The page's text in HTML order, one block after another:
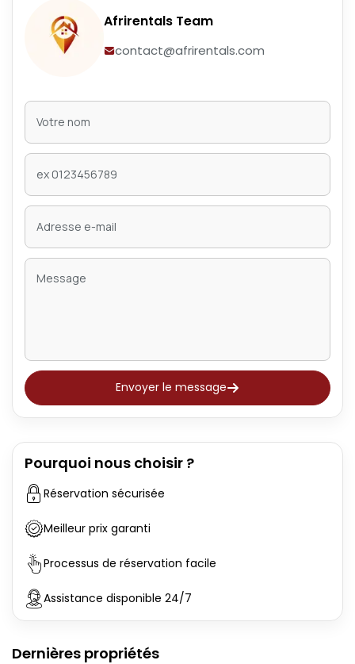
Afrirentals Team
contact@afrirentals.com
Envoyer le message
Pourquoi nous choisir ?
Réservation sécurisée
Meilleur prix garanti
Processus de réservation facile
Assistance disponible 24/7
Dernières propriétés